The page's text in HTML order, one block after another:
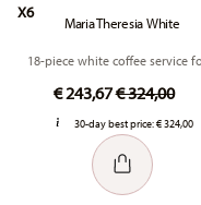
X6
Maria Theresia White
18-piece white coffee service
€ 243,67Price
€ 324,00to
30-day best price:€ 324,00